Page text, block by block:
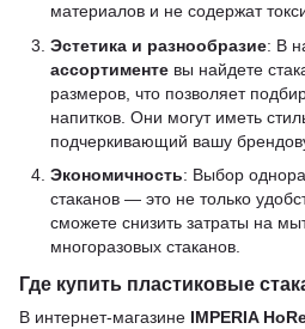
материалов и не содержат
Эстетика и разнообразие: В
ассортименте вы найдете
размеров, что позволяет
напитков. Они могут иметь
подчеркивающий вашу
Экономичность: Выбор
стаканов — это не только
сможете снизить затраты на
многоразовых стаканов.
Где купить пластиковые
В интернет-магазине IMPERIA